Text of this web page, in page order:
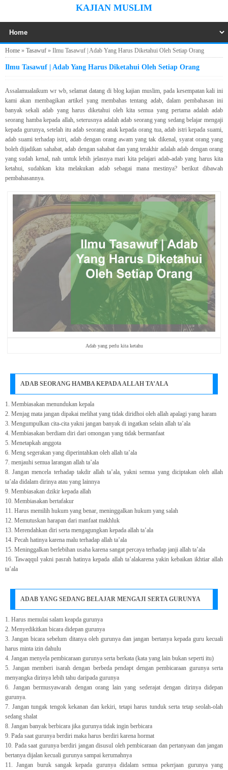
KAJIAN MUSLIM
Home » Tasawuf » Ilmu Tasawuf | Adab Yang Harus Diketahui Oleh Setiap Orang
Ilmu Tasawuf | Adab Yang Harus Diketahui Oleh Setiap Orang
Assalamualaikum wr wb, selamat datang di blog kajian muslim, pada kesempatan kali ini
kami akan membagikan artikel yang membahas tentang adab, dalam pembahasan ini
banyak sekali adab yang harus diketahui oleh kita semua yang pertama adalah adab
seorang hamba kepada allah, seterusnya adalah adab seorang yang sedang belajar mengaji
kepada gurunya, setelah itu adab seorang anak kepada orang tua, adab istri kepada suami,
adab suami terhadap istri, adab dengan orang awam yang tak dikenal, syarat orang yang
boleh dijadikan sahabat, adab dengan sahabat dan yang terakhir adalah adab dengan orang
yang sudah kenal, nah untuk lebih jelasnya mari kita pelajari adab-adab yang harus kita
ketahui, sudahkan kita melakukan adab sebagai mana mestinya? berikut dibawah
pembahasannya.
Adab yang perlu kita ketahu
ADAB SEORANG HAMBA KEPADA ALLAH TA’ALA
1. Membiasakan menundukan kepala
2. Menjag mata jangan dipakai melihat yang tidak diridhoi oleh allah apalagi yang haram
3. Mengumpulkan cita-cita yakni jangan banyak di ingatkan selain allah ta’ala
4. Membiasakan berdiam diri dari omongan yang tidak bermanfaat
5. Menetapkah anggota
6. Meng segerakan yang diperintahkan oleh allah ta’ala
7. menjauhi semua larangan allah ta’ala
8. Jangan mencela terhadap takdir allah ta’ala, yakni semua yang diciptakan oleh allah
ta’ala didalam dirinya atau yang lainnya
9. Membiasakan dzikir kepada allah
10. Membiasakan bertafakur
11. Harus memilih hukum yang benar, meninggalkan hukum yang salah
12. Memutuskan harapan dari manfaat makhluk
13. Merendahkan diri serta mengagungkan kepada allah ta’ala
14. Pecah hatinya karena malu terhadap allah ta’ala
15. Meninggalkan berlebihan usaha karena sangat percaya terhadap janji allah ta’ala
16. Tawaqqul yakni pasrah hatinya kepada allah ta’alakarena yakin kebaikan ikhtiar allah
ta’ala
ADAB YANG SEDANG BELAJAR MENGAJI SERTA GURUNYA
1. Harus memulai salam keapda gurunya
2. Menyedikitkan bicara didepan gurunya
3. Jangan bicara sebelum ditanya oleh gurunya dan jangan bertanya kepada guru kecuali
harus minta izin dahulu
4. Jangan menyela pembicaraan gurunya serta berkata (kata yang lain bukan seperti itu)
5. Jangan memberi isarah dengan berbeda pendapt dengan pembicaraan gurunya serta
menyangka dirinya lebih tahu daripada gurunya
6. Jangan bermusyawarah dengan orang lain yang sederajat dengan dirinya didepan
gurunya.
7. Jangan tungak tengok kekanan dan kekiri, tetapi harus tunduk serta tetap seolah-olah
sedang shalat
8. Jangan banyak berbicara jika gurunya tidak ingin berbicara
9. Pada saat gurunya berdiri maka harus berdiri karena hormat
10. Pada saat gurunya berdiri jangan disusul oleh pembicaraan dan pertanyaan dan jangan
bertanya dijalan kecuali gurunya sampai kerumahnya
11. Jangan buruk sangak kepada gurunya didalam semua pekerjaan gurunya yang